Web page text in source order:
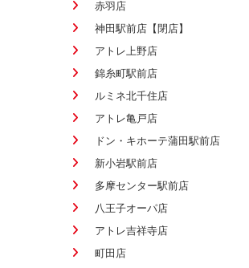
赤羽店
神田駅前店【閉店】
アトレ上野店
錦糸町駅前店
ルミネ北千住店
アトレ亀戸店
ドン・キホーテ蒲田駅前店
新小岩駅前店
多摩センター駅前店
八王子オーパ店
アトレ吉祥寺店
町田店